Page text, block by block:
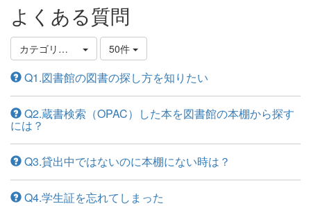
よくある質問
カテゴリ選択 50件
Q1.図書館の図書の探し方を知りたい
Q2.蔵書検索（OPAC）した本を図書館の本棚から探す
には？
Q3.貸出中ではないのに本棚にない時は？
Q4.学生証を忘れてしまった